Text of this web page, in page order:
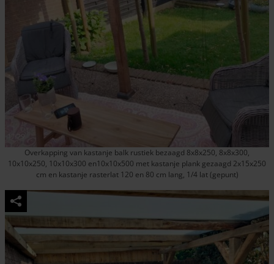
Overkapping van kastanje balk rustiek bezaagd 8x8x250, 8x8x300,
10x10x250, 10x10x300 en10x10x500 met kastanje plank gezaagd 2x15x250
cm en kastanje rasterlat 120 en 80 cm lang, 1/4 lat (gepunt)